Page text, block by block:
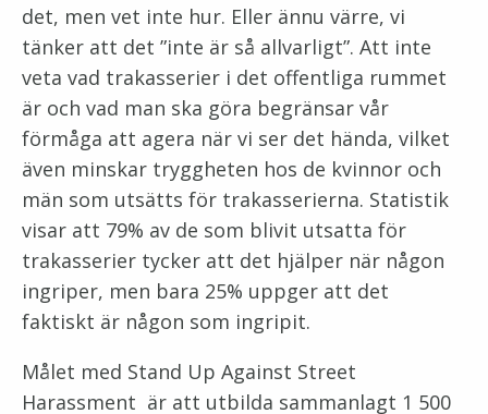
det, men vet inte hur. Eller ännu värre, vi
tänker att det ”inte är så allvarligt”. Att inte
veta vad trakasserier i det offentliga rummet
är och vad man ska göra begränsar vår
förmåga att agera när vi ser det hända, vilket
även minskar tryggheten hos de kvinnor och
män som utsätts för trakasserierna. Statistik
visar att 79% av de som blivit utsatta för
trakasserier tycker att det hjälper när någon
ingriper, men bara 25% uppger att det
faktiskt är någon som ingripit.
Målet med Stand Up Against Street
Harassment är att utbilda sammanlagt 1 500